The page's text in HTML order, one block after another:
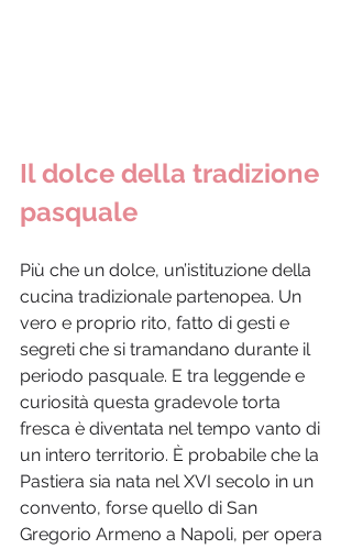
Il dolce della tradizione
pasquale
Più che un dolce, un’istituzione della
cucina tradizionale partenopea. Un
vero e proprio rito, fatto di gesti e
segreti che si tramandano durante il
periodo pasquale. E tra leggende e
curiosità questa gradevole torta
fresca è diventata nel tempo vanto di
un intero territorio. È probabile che la
Pastiera sia nata nel XVI secolo in un
convento, forse quello di San
Gregorio Armeno a Napoli, per opera